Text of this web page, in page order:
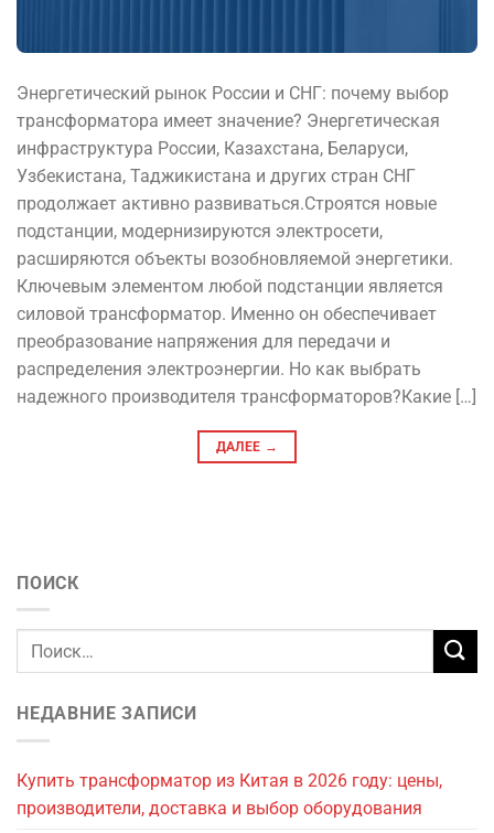
Энергетический рынок России и СНГ: почему выбор
трансформатора имеет значение? Энергетическая
инфраструктура России, Казахстана, Беларуси,
Узбекистана, Таджикистана и других стран СНГ
продолжает активно развиваться.Строятся новые
подстанции, модернизируются электросети,
расширяются объекты возобновляемой энергетики.
Ключевым элементом любой подстанции является
силовой трансформатор. Именно он обеспечивает
преобразование напряжения для передачи и
распределения электроэнергии. Но как выбрать
надежного производителя трансформаторов?Какие […]
ДАЛЕЕ →
ПОИСК
НЕДАВНИЕ ЗАПИСИ
Купить трансформатор из Китая в 2026 году: цены,
производители, доставка и выбор оборудования